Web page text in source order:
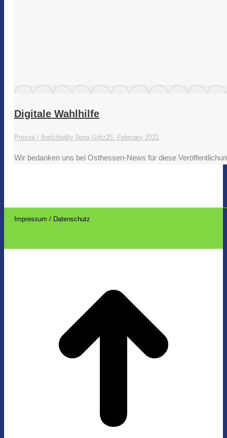
Digitale Wahlhilfe
Presse / BerichteBy Ilona Götz25. February 2021
Wir bedanken uns bei Osthessen-News für diese
Impressum / Datenschutz